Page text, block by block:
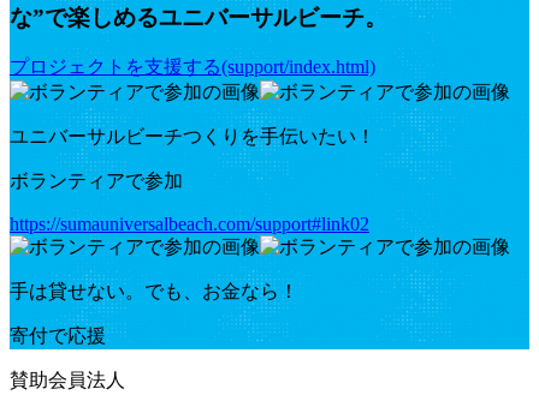
な”で楽しめるユニバーサルビーチ。
プロジェクトを支援する(support/index.html)
ユニバーサルビーチつくりを手伝いたい！
ボランティアで参加
https://sumauniversalbeach.com/support#link02
手は貸せない。でも、お金なら！
寄付で応援
賛助会員法人